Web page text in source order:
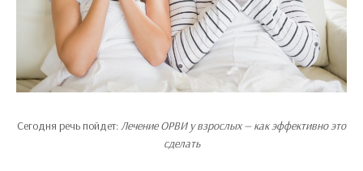
Сегодня речь пойдет:Лечение ОРВИ у взрослых — как эффективно это
сделать